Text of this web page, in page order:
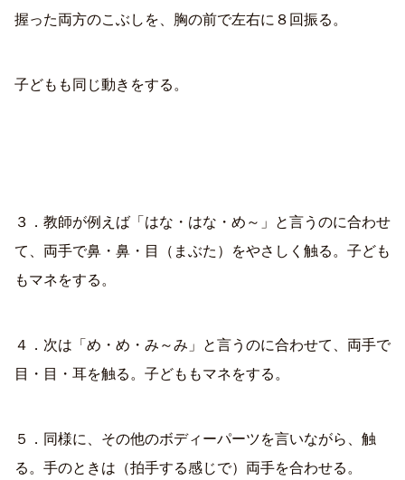
握った両方のこぶしを、胸の前で左右に８回振る。
子どもも同じ動きをする。
３．教師が例えば「はな・はな・め～」と言うのに合わせ
て、両手で鼻・鼻・目（まぶた）をやさしく触る。子ども
もマネをする。
４．次は「め・め・み～み」と言うのに合わせて、両手で
目・目・耳を触る。子どももマネをする。
５．同様に、その他のボディーパーツを言いながら、触
る。手のときは（拍手する感じで）両手を合わせる。